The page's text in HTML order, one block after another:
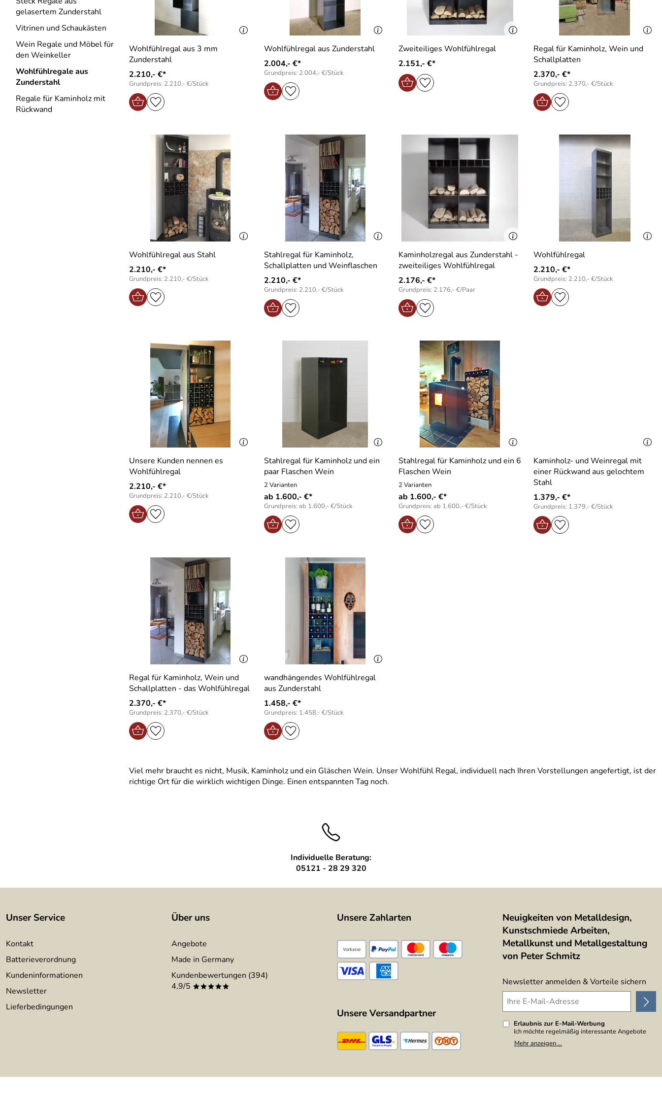
gelasertem Zunderstahl
Vitrinen und Schaukästen
Wein Regale und Möbel für
den Weinkeller
Wohlfühlregale aus
Zunderstahl
Regale für Kaminholz mit
Rückwand
Wohlfühlregal aus 3 mm
Zunderstahl
2.210,- €*
Grundpreis: 2.210,- €/Stück
Wohlfühlregal aus Zunderstahl
2.004,- €*
Grundpreis: 2.004,- €/Stück
Zweiteiliges Wohlfühlregal
2.151,- €*
Regal für Kaminholz, Wein und
Schallplatten
2.370,- €*
Grundpreis: 2.370,- €/Stück
Wohlfühlregal aus Stahl
2.210,- €*
Grundpreis: 2.210,- €/Stück
Stahlregal für Kaminholz,
Schallplatten und Weinflaschen
2.210,- €*
Grundpreis: 2.210,- €/Stück
Kaminholzregal aus Zunderstahl -
zweiteiliges Wohlfühlregal
2.176,- €*
Grundpreis: 2.176,- €/Paar
Wohlfühlregal
2.210,- €*
Grundpreis: 2.210,- €/Stück
Unsere Kunden nennen es
Wohlfühlregal
2.210,- €*
Grundpreis: 2.210,- €/Stück
Stahlregal für Kaminholz und ein
paar Flaschen Wein
2 Varianten
ab 1.600,- €*
Grundpreis: ab 1.600,- €/Stück
Stahlregal für Kaminholz und ein 6
Flaschen Wein
2 Varianten
ab 1.600,- €*
Grundpreis: ab 1.600,- €/Stück
Kaminholz- und Weinregal mit
einer Rückwand aus gelochtem
Stahl
1.379,- €*
Grundpreis: 1.379,- €/Stück
Regal für Kaminholz, Wein und
Schallplatten - das Wohlfühlregal
2.370,- €*
Grundpreis: 2.370,- €/Stück
wandhängendes Wohlfühlregal
aus Zunderstahl
1.458,- €*
Grundpreis: 1.458,- €/Stück
Viel mehr braucht es nicht, Musik, Kaminholz und ein Gläschen Wein. Unser Wohlfühl Regal, individuell nach Ihren Vorstellungen angefertigt, ist der
richtige Ort für die wirklich wichtigen Dinge. Einen entspannten Tag noch.
Individuelle Beratung:
05121 - 28 29 320
Unser Service
Kontakt
Batterieverordnung
Kundeninformationen
Newsletter
Lieferbedingungen
Über uns
Angebote
Made in Germany
Kundenbewertungen (394)
4,9/5 *****
Unsere Zahlarten
Unsere Versandpartner
Neuigkeiten von Metalldesign,
Kunstschmiede Arbeiten,
Metallkunst und Metallgestaltung
von Peter Schmitz
Newsletter anmelden & Vorteile sichern
Erlaubnis zur E-Mail-Werbung
Ich möchte regelmäßig interessante Angebote
per E-Mail erhalten. Meine E-Mail-Adresse wird
nicht an andere Unternehmen weitergegeben. Zu
welche konkrete Person geklickt hat. Diese
Mehr anzeigen ...